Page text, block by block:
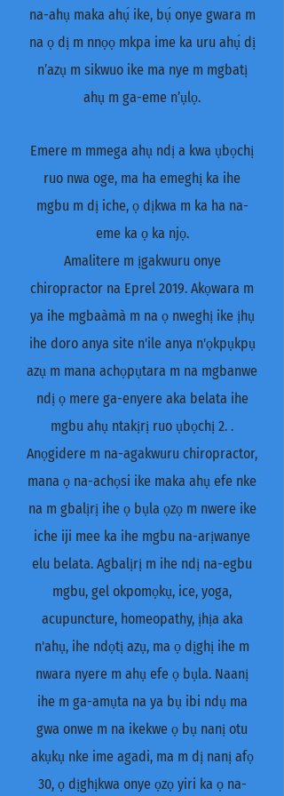
na-ahụ maka ahụ́ ike, bụ́ onye gwara m
na ọ dị m nnọọ mkpa ime ka uru ahụ́ dị
n’azụ m sikwuo ike ma nye m mgbatị
ahụ m ga-eme n’ụlọ.
Emere m mmega ahụ ndị a kwa ụbọchị
ruo nwa oge, ma ha emeghị ka ihe
mgbu m dị iche, ọ dịkwa m ka ha na-
eme ka ọ ka njọ.
Amalitere m ịgakwuru onye
chiropractor na Eprel 2019. Akọwara m
ya ihe mgbaàmà m na ọ nweghị ike ịhụ
ihe doro anya site n'ile anya n'ọkpụkpụ
azụ m mana achọpụtara m na mgbanwe
ndị ọ mere ga-enyere aka belata ihe
mgbu ahụ ntakịrị ruo ụbọchị 2. .
Anọgidere m na-agakwuru chiropractor,
mana ọ na-achọsi ike maka ahụ efe nke
na m gbalịrị ihe ọ bụla ọzọ m nwere ike
iche iji mee ka ihe mgbu na-arịwanye
elu belata. Agbalịrị m ihe ndị na-egbu
mgbu, gel okpomọkụ, ice, yoga,
acupuncture, homeopathy, ịhịa aka
n'ahụ, ihe ndọtị azụ, ma ọ dịghị ihe m
nwara nyere m ahụ efe ọ bụla. Naanị
ihe m ga-amụta na ya bụ ibi ndụ ma
gwa onwe m na ikekwe ọ bụ nanị otu
akụkụ nke ime agadi, ma m dị nanị afọ
30, ọ dịghịkwa onye ọzọ yiri ka ọ na-